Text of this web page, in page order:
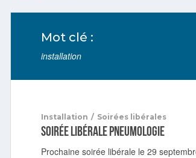
Mot clé :
installation
Installation / Soirées libérales
Soirée libérale pneumologie
Prochaine soirée libérale le 29